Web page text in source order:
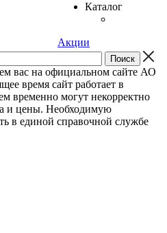
Каталог
Акции
вас на официальном сайте АО
время сайт работает в
временно могут некорректно
и цены. Необходимую
в единой справочной службе